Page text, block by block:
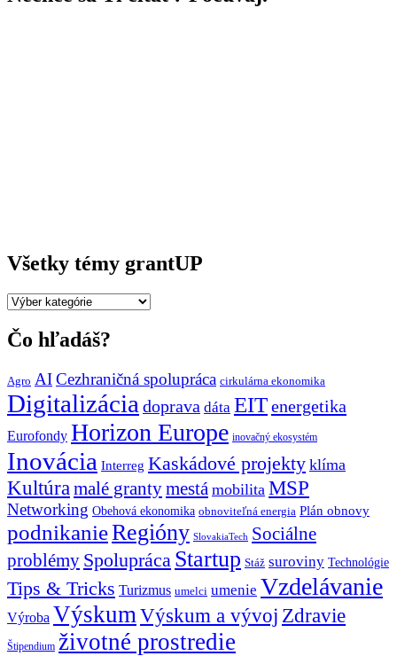
Všetky témy grantUP
Všetky
grantUP
Čo hľadáš?
Agro AICezhraničná spolupráca cirkulárna ekonomika
Digitalizácia doprava dáta EITenergetika
Eurofondy Horizon Europe inovačný ekosystém
Inovácia Interreg Kaskádové projekty klíma
Kultúra malé grantymestá mobilita MSP
Networking Obehová ekonomika obnoviteľná energia Plán obnovy
podnikanieRegióny SlovakiaTech Sociálne
problémy Spolupráca Startup Stáž suroviny Technológie
Tips & Tricks Turizmus umelci umenie Vzdelávanie
Výroba Výskum Výskum a vývoj Zdravie
Štipendium životné prostredie